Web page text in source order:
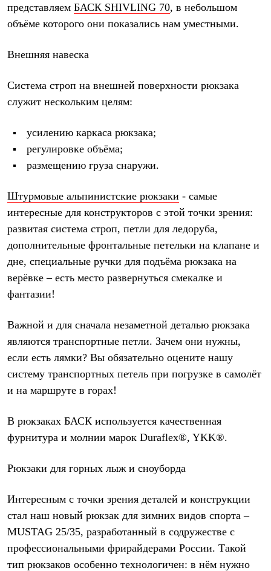
представляем БАСК SHIVLING 70, в небольшом
объёме которого они показались нам уместными.
Внешняя навеска
Система строп на внешней поверхности рюкзака
служит нескольким целям:
усилению каркаса рюкзака;
регулировке объёма;
размещению груза снаружи.
Штурмовые альпинистские рюкзаки - самые
интересные для конструкторов с этой точки зрения:
развитая система строп, петли для ледоруба,
дополнительные фронтальные петельки на клапане и
дне, специальные ручки для подъёма рюкзака на
верёвке – есть место развернуться смекалке и
фантазии!
Важной и для сначала незаметной деталью рюкзака
являются транспортные петли. Зачем они нужны,
если есть лямки? Вы обязательно оцените нашу
систему транспортных петель при погрузке в самолёт
и на маршруте в горах!
В рюкзаках БАСК используется качественная
фурнитура и молнии марок Duraflex®, YKK®.
Рюкзаки для горных лыж и сноуборда
Интересным с точки зрения деталей и конструкции
стал наш новый рюкзак для зимних видов спорта –
MUSTAG 25/35, разработанный в содружестве с
профессиональными фрирайдерами России. Такой
тип рюкзаков особенно технологичен: в нём нужно